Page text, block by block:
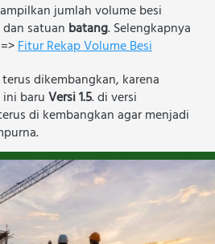
jumlah volume besi
dan satuan batang. Selengkapnya
Fitur Rekap Volume Besi
dikembangkan, karena
ini baru Versi 1.5. di versi
di kembangkan agar menjadi